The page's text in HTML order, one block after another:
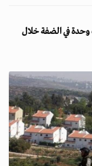
إسرائيل تصادق على 28 ألف وحدة في الضفة خلال